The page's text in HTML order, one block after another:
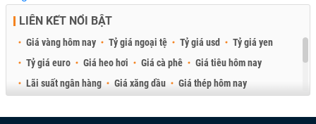
LIÊN KẾT NỔI BẬT
Giá vàng hôm nay Tỷ giá ngoại tệ Tỷ giá usd
Tỷ giá yen
Tỷ giá euro
Giá heo hơi Giá cà phê
Giá tiêu hôm nay
Lãi suất ngân hàng
Giá xăng dầu
Giá thép hôm nay